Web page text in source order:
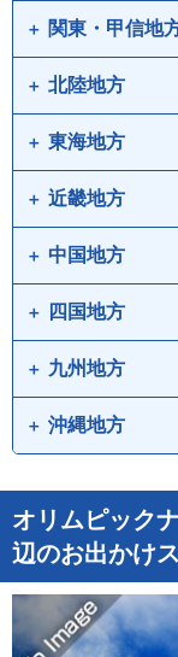
道央
青森県
宮城県
山形県
関東・甲信地
東京都
埼玉県
茨城県
群馬県
長野県
北陸地方
新潟県
石川県
東海地方
愛知県
静岡県
近畿地方
大阪府
京都府
奈良県
中国地方
鳥取県
岡山県
山口県
四国地方
徳島県
愛媛県
九州地方
福岡県
大分県
鹿児島県
沖縄地方
オリムピック
辺のお出かけ